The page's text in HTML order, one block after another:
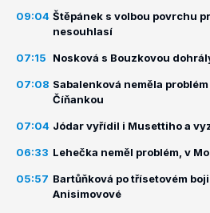
09:04 Štěpánek s volbou povrchu
nesouhlasí
07:15 Nosková s Bouzkovou
07:08 Sabalenková neměla
Číňankou
07:04 Jódar vyřídil i Musettiho a
06:33 Lehečka neměl problém, v
05:57 Bartůňková po třísetovém
Anisimovové